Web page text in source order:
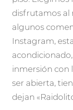
disfrutamos al
algunos
Instagram,
inmersión con
ser abierta,
dejan